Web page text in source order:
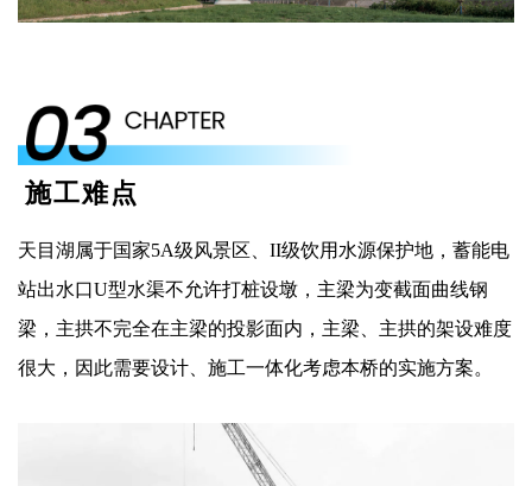
施工难点
天目湖属于国家5A级风景区、II级饮用水源保护地，蓄能电
站出水口U型水渠不允许打桩设墩，主梁为变截面曲线钢
梁，主拱不完全在主梁的投影面内，主梁、主拱的架设难度
很大，因此需要设计、施工一体化考虑本桥的实施方案。